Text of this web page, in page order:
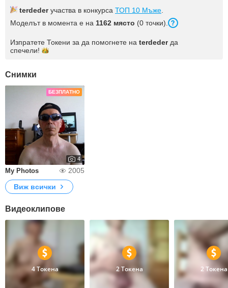
terdeder участва в конкурса ТОП 10 Мъже
Моделът в момента е на 1162 място (0 точки).
Изпратете Токени за да помогнете на terdeder да
спечели!
Снимки
БЕЗПЛАТНО
4
My Photos
2005
Виж всички
Видеоклипове
4 Токена 2 Токена 2 Токена